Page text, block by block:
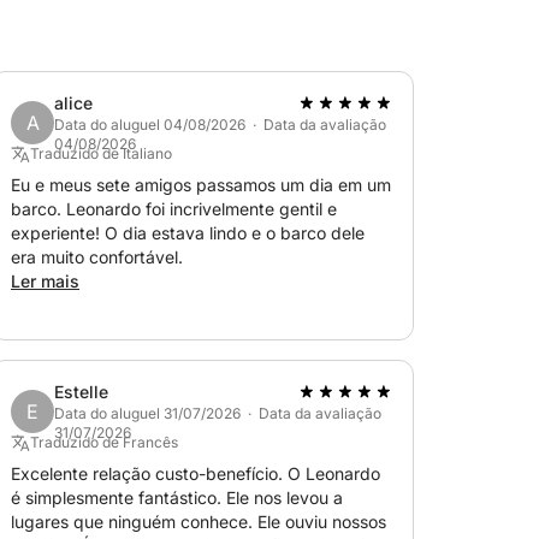
do sul da Sardenha, nas
dependendo do ponto de partida
de acordo com a direção do vento para
condições para nadar e praticar snorkel.
vindas (alcoólica ou não alcoólica).
e fogão disponíveis para os
da reserva.
autêntica e acolhedora, descobrindo
A
alice
Data do aluguel 04/08/2026 · Data da avaliação
04/08/2026
Traduzido de Italiano
Eu e meus sete amigos passamos um dia em um
barco. Leonardo foi incrivelmente gentil e
experiente! O dia estava lindo e o barco dele
era muito confortável.
Ler mais
E
Estelle
Data do aluguel 31/07/2026 · Data da avaliação
31/07/2026
Traduzido de Francês
Excelente relação custo-benefício. O Leonardo
é simplesmente fantástico. Ele nos levou a
lugares que ninguém conhece. Ele ouviu nossos